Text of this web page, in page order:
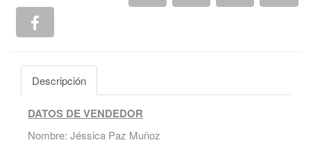
Descripción
DATOS DE VENDEDOR
Nombre: Jéssica Paz Muñoz